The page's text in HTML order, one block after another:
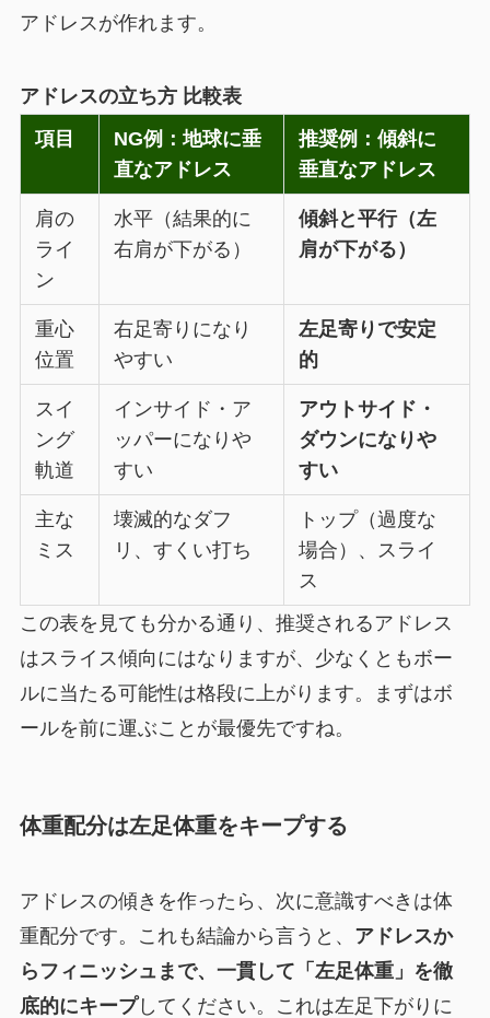
アドレスが作れます。
アドレスの立ち方 比較表
項目
NG例：地球に垂
直なアドレス
推奨例：傾斜に
垂直なアドレス
肩の
ライ
ン
水平（結果的に
右肩が下がる）
傾斜と平行（左
肩が下がる）
重心
位置
右足寄りになり
やすい
左足寄りで安定
的
スイ
ング
軌道
インサイド・ア
ッパーになりや
すい
アウトサイド・
ダウンになりや
すい
主な
ミス
壊滅的なダフ
リ、すくい打ち
トップ（過度な
場合）、スライ
ス
この表を見ても分かる通り、推奨されるアドレス
はスライス傾向にはなりますが、少なくともボー
ルに当たる可能性は格段に上がります。まずはボ
ールを前に運ぶことが最優先ですね。
体重配分は左足体重をキープする
アドレスの傾きを作ったら、次に意識すべきは体
重配分です。これも結論から言うと、 アドレスか
らフィニッシュまで、一貫して「左足体重」を徹
底的にキープしてください。これは左足下がりに